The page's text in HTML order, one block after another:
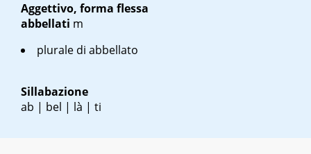
Aggettivo, forma flessa
abbellati m
plurale di abbellato
Sillabazione
ab | bel | là | ti